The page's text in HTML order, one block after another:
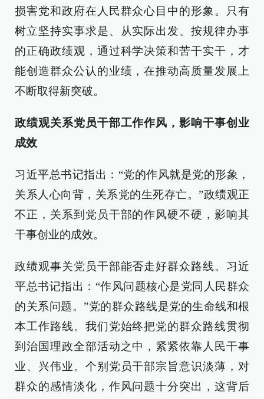
损害党和政府在人民群众心目中的形象。只有
树立坚持实事求是、从实际出发、按规律办事
的正确政绩观，通过科学决策和苦干实干，才
能创造群众公认的业绩，在推动高质量发展上
不断取得新突破。
政绩观关系党员干部工作作风，影响干事创业
成效
习近平总书记指出：“党的作风就是党的形象，
关系人心向背，关系党的生死存亡。”政绩观正
不正，关系到党员干部的作风硬不硬，影响其
干事创业的成效。
政绩观事关党员干部能否走好群众路线。习近
平总书记指出：“作风问题核心是党同人民群众
的关系问题。”党的群众路线是党的生命线和根
本工作路线。我们党始终把党的群众路线贯彻
到治国理政全部活动之中，紧紧依靠人民干事
业、兴伟业。个别党员干部宗旨意识淡薄，对
群众的感情淡化，作风问题十分突出，这背后